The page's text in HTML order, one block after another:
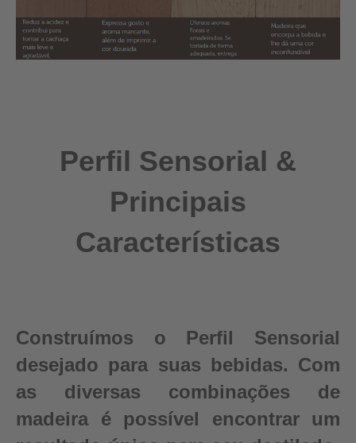
Perfil Sensorial &
Principais
Características
Construímos o Perfil Sensorial
desejado para suas bebidas. Com
as diversas combinações de
madeira é possível encontrar um